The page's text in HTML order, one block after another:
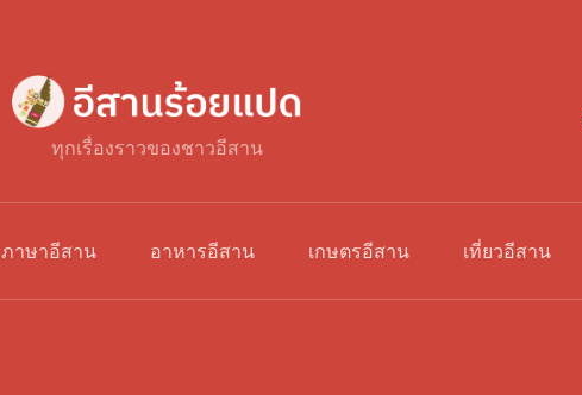
ทุกเรื่องราวของชาวอีสาน
ภาษาอีสาน อาหารอีสาน เกษตรอีสาน เที่ยวอีสาน